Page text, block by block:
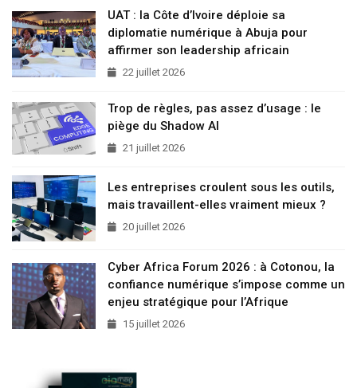
UAT : la Côte d’Ivoire déploie sa
diplomatie numérique à Abuja pour
affirmer son leadership africain
22 juillet 2026
Trop de règles, pas assez d’usage : le
piège du Shadow AI
21 juillet 2026
Les entreprises croulent sous les outils,
mais travaillent-elles vraiment mieux ?
20 juillet 2026
Cyber Africa Forum 2026 : à Cotonou, la
confiance numérique s’impose comme un
enjeu stratégique pour l’Afrique
15 juillet 2026